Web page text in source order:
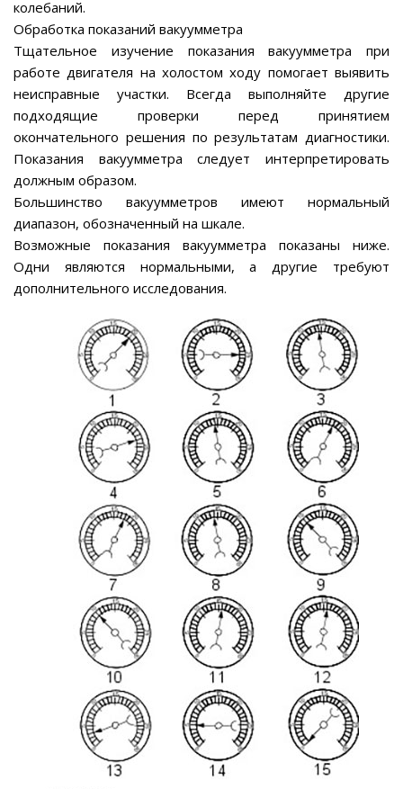
колебаний.
Обработка показаний вакуумметра
Тщательное изучение показания вакуумметра при
работе двигателя на холостом ходу помогает выявить
неисправные участки. Всегда выполняйте другие
подходящие проверки перед принятием
окончательного решения по результатам диагностики.
Показания вакуумметра следует интерпретировать
должным образом.
Большинство вакуумметров имеют нормальный
диапазон, обозначенный на шкале.
Возможные показания вакуумметра показаны ниже.
Одни являются нормальными, а другие требуют
дополнительного исследования.